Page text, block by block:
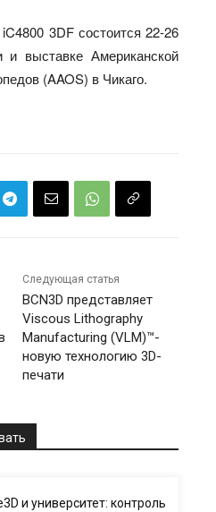
3DF состоится 22-26
выставке Американской
(AAOS) в Чикаго.
Следующая статья
BCN3D представляет
Viscous Lithography
Manufacturing (VLM)™-
новую технологию 3D-
печати
и университет: контроль